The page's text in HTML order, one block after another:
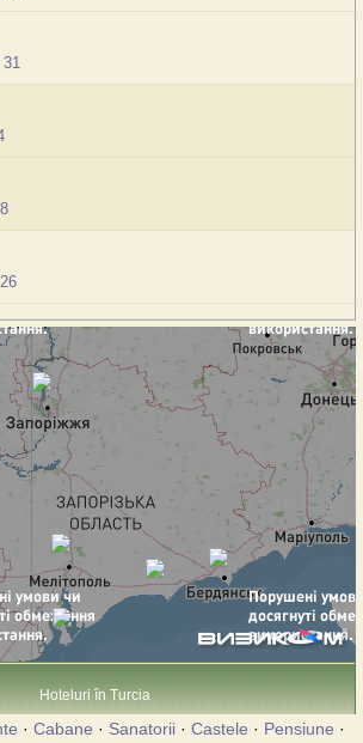
31
8
26
Hoteluri în Turcia
· Cabane · Sanatorii· Castele · Pensiune ·